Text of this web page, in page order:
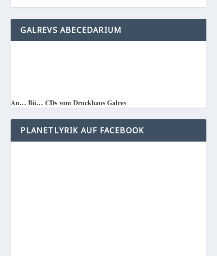
GALREVS ABECEDARIUM
An… Bü… CDs vom Druckhaus Galrev
PLANETLYRIK AUF FACEBOOK